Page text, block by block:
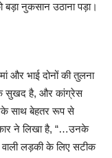
नुकसान उठाना पड़ा।
और भाई दोनों की तुलना
सुखद है, और कांग्रेस
साथ बेहतर रूप से
ने लिखा है, “…उनके
वाली लड़की के लिए सटीक